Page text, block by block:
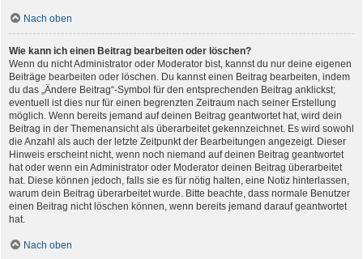
Nach oben
Wie kann ich einen Beitrag bearbeiten oder löschen?
Wenn du nicht Administrator oder Moderator bist, kannst du nur deine eigenen
Beiträge bearbeiten oder löschen. Du kannst einen Beitrag bearbeiten, indem
du das „Ändere Beitrag“-Symbol für den entsprechenden Beitrag anklickst;
eventuell ist dies nur für einen begrenzten Zeitraum nach seiner Erstellung
möglich. Wenn bereits jemand auf deinen Beitrag geantwortet hat, wird dein
Beitrag in der Themenansicht als überarbeitet gekennzeichnet. Es wird sowohl
die Anzahl als auch der letzte Zeitpunkt der Bearbeitungen angezeigt. Dieser
Hinweis erscheint nicht, wenn noch niemand auf deinen Beitrag geantwortet
hat oder wenn ein Administrator oder Moderator deinen Beitrag überarbeitet
hat. Diese können jedoch, falls sie es für nötig halten, eine Notiz hinterlassen,
warum dein Beitrag überarbeitet wurde. Bitte beachte, dass normale Benutzer
einen Beitrag nicht löschen können, wenn bereits jemand darauf geantwortet
hat.
Nach oben